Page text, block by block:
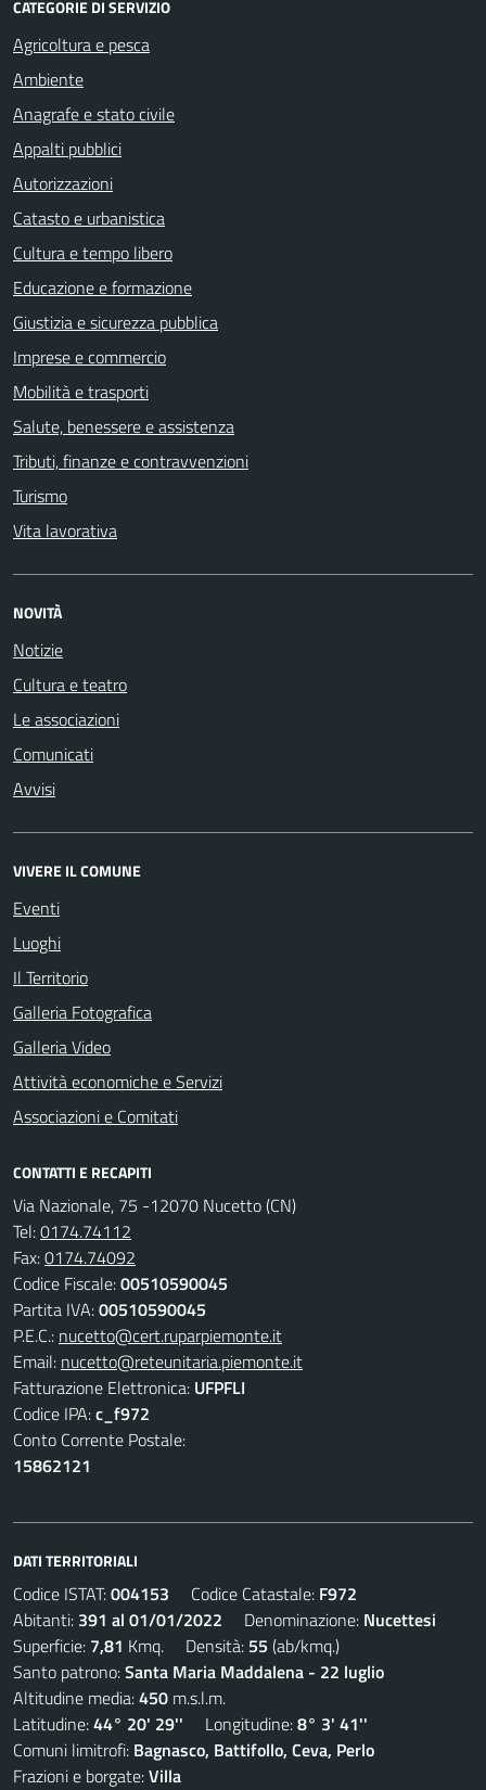
CATEGORIE DI SERVIZIO
Agricoltura e pesca
Ambiente
Anagrafe e stato civile
Appalti pubblici
Autorizzazioni
Catasto e urbanistica
Cultura e tempo libero
Educazione e formazione
Giustizia e sicurezza pubblica
Imprese e commercio
Mobilità e trasporti
Salute, benessere e assistenza
Tributi, finanze e contravvenzioni
Turismo
Vita lavorativa
NOVITÀ
Notizie
Cultura e teatro
Le associazioni
Comunicati
Avvisi
VIVERE IL COMUNE
Eventi
Luoghi
Il Territorio
Galleria Fotografica
Galleria Video
Attività economiche e Servizi
Associazioni e Comitati
CONTATTI E RECAPITI
Via Nazionale, 75 -12070 Nucetto (CN)
Tel:0174.74112
Fax:0174.74092
Codice Fiscale:00510590045
Partita IVA:00510590045
P.E.C.: nucetto@cert.ruparpiemonte.it
Email: nucetto@reteunitaria.piemonte.it
Fatturazione Elettronica: UFPFLI
Codice IPA:c_f972
Conto Corrente Postale:
15862121
DATI TERRITORIALI
Codice ISTAT:004153 Codice Catastale: F972
Abitanti: 391 al 01/01/2022 Denominazione: Nucettesi
Superficie: 7,81 Kmq. Densità: 55 (ab/kmq.)
Santo patrono:Santa Maria Maddalena - 22 luglio
Altitudine media:450 m.s.l.m.
Latitudine:44° 20' 29'' Longitudine:8° 3' 41''
Comuni limitrofi: Bagnasco, Battifollo, Ceva, Perlo
Frazioni e borgate:Villa